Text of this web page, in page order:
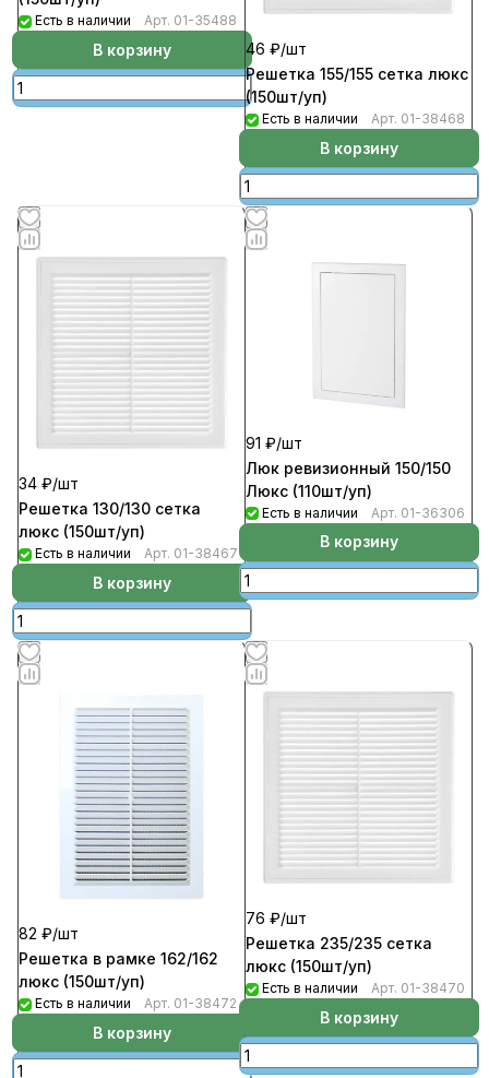
Есть в наличии Арт. 01-35488
В корзину 46 ₽/шт
Решетка 155/155 сетка люкс
(150шт/уп)
Есть в наличии Арт. 01-38468
В корзину
34 ₽/шт
Решетка 130/130 сетка
люкс (150шт/уп)
Есть в наличии Арт. 01-38467
В корзину
91 ₽/шт
Люк ревизионный 150/150
Люкс (110шт/уп)
Есть в наличии Арт. 01-36306
В корзину
82 ₽/шт
Решетка в рамке 162/162
люкс (150шт/уп)
Есть в наличии Арт. 01-38472
В корзину
76 ₽/шт
Решетка 235/235 сетка
люкс (150шт/уп)
Есть в наличии Арт. 01-38470
В корзину